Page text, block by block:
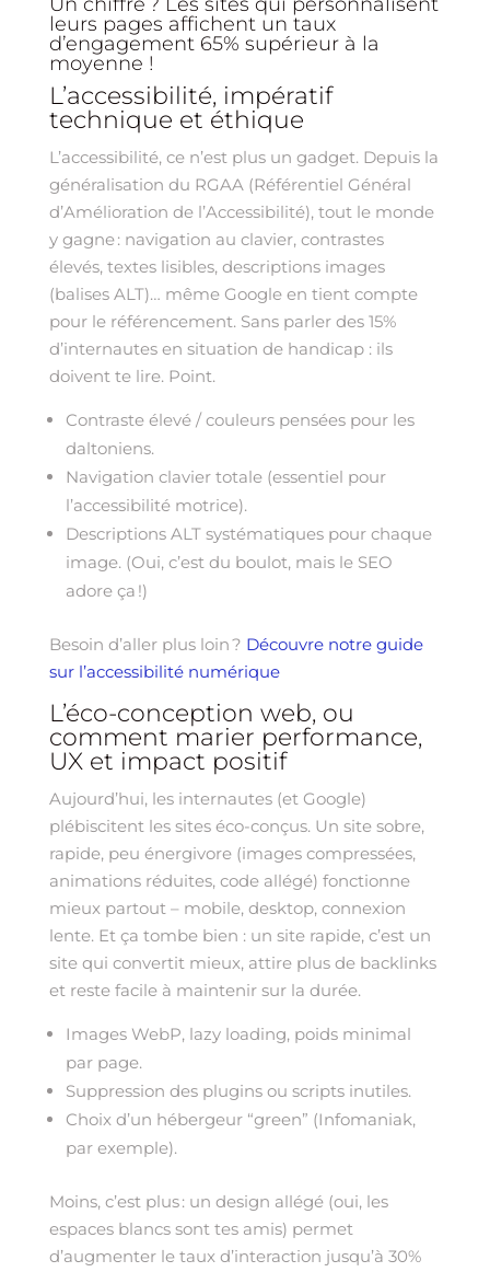
leurs pages affichent un taux
d’engagement 65% supérieur à la
moyenne !
L’accessibilité, impératif
technique et éthique
L’accessibilité, ce n’est plus un gadget. Depuis la
généralisation du RGAA (Référentiel Général
d’Amélioration de l’Accessibilité), tout le monde
y gagne : navigation au clavier, contrastes
élevés, textes lisibles, descriptions images
(balises ALT)… même Google en tient compte
pour le référencement. Sans parler des 15%
d’internautes en situation de handicap : ils
doivent te lire. Point.
Contraste élevé / couleurs pensées pour les
daltoniens.
Navigation clavier totale (essentiel pour
l’accessibilité motrice).
Descriptions ALT systématiques pour chaque
image. (Oui, c’est du boulot, mais le SEO
adore ça !)
Besoin d’aller plus loin ? Découvre notre guide
sur l’accessibilité numérique
L’éco-conception web, ou
comment marier performance,
UX et impact positif
Aujourd’hui, les internautes (et Google)
plébiscitent les sites éco-conçus. Un site sobre,
rapide, peu énergivore (images compressées,
animations réduites, code allégé) fonctionne
mieux partout – mobile, desktop, connexion
lente. Et ça tombe bien : un site rapide, c’est un
site qui convertit mieux, attire plus de backlinks
et reste facile à maintenir sur la durée.
Images WebP, lazy loading, poids minimal
par page.
Suppression des plugins ou scripts inutiles.
Choix d’un hébergeur “green” (Infomaniak,
par exemple).
Moins, c’est plus : un design allégé (oui, les
espaces blancs sont tes amis) permet
d’augmenter le taux d’interaction jusqu’à 30%